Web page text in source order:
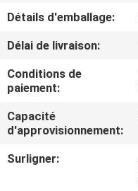
VISITE
DE
L'USINE
CONTRÔLE
DE
Détails d'emballage:
Délai de livraison:
Conditions de
paiement:
Capacité
d'approvisionnement:
Surligner: